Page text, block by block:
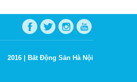
2016 | Bất Động Sản Hà Nội